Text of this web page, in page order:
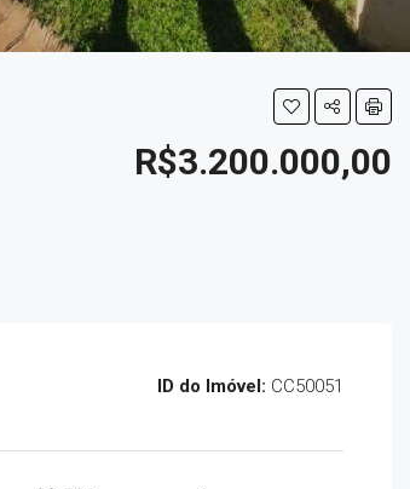
R$3.200.000,00
ID do Imóvel: CC50051